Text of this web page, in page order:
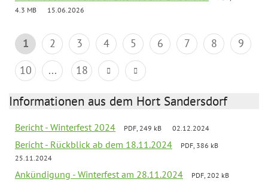
4.3 MB
15.06.2026
1 2 3 4 5 6 7 8
9
10
... 18
Informationen aus dem Hort Sandersdorf
Bericht - Winterfest 2024 PDF, 249 kB 02.12.2024
Bericht - Rückblick ab dem 18.11.2024
PDF, 386 kB
25.11.2024
Ankündigung - Winterfest am 28.11.2024
PDF, 202 kB